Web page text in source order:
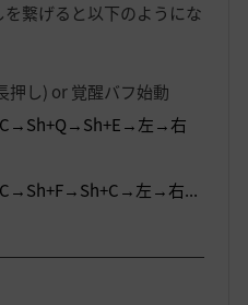
繋げると以下のようにな
し) or 覚醒バフ始動
左→右
左→右...